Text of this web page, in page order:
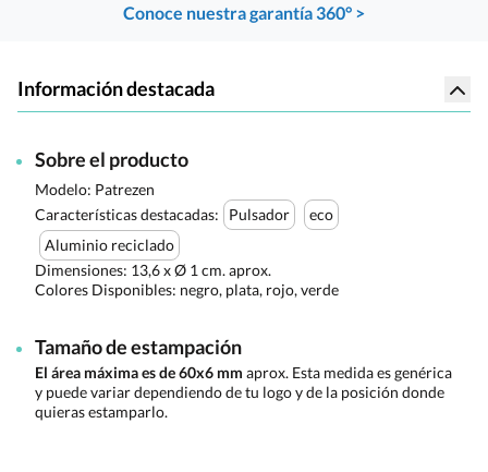
Conoce nuestra garantía 360° >
Información destacada
Sobre el producto
Modelo: Patrezen
Características destacadas:
Pulsador
eco
Aluminio reciclado
Dimensiones: 13,6 x Ø 1 cm. aprox.
Colores Disponibles: negro, plata, rojo, verde
Tamaño de estampación
El área máxima es de 60x6 mm aprox. Esta medida es genérica
y puede variar dependiendo de tu logo y de la posición donde
quieras estamparlo.